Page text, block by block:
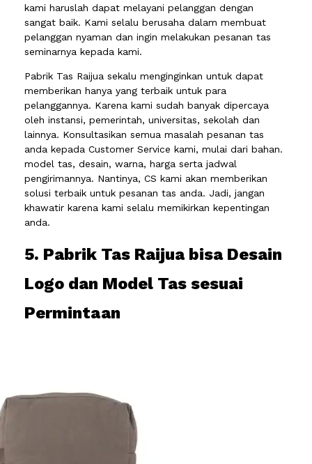
kami haruslah dapat melayani pelanggan dengan
sangat baik. Kami selalu berusaha dalam membuat
pelanggan nyaman dan ingin melakukan pesanan tas
seminarnya kepada kami.
Pabrik Tas Raijua sekalu menginginkan untuk dapat
memberikan hanya yang terbaik untuk para
pelanggannya. Karena kami sudah banyak dipercaya
oleh instansi, pemerintah, universitas, sekolah dan
lainnya. Konsultasikan semua masalah pesanan tas
anda kepada Customer Service kami, mulai dari bahan.
model tas, desain, warna, harga serta jadwal
pengirimannya. Nantinya, CS kami akan memberikan
solusi terbaik untuk pesanan tas anda. Jadi, jangan
khawatir karena kami selalu memikirkan kepentingan
anda.
5. Pabrik Tas Raijua bisa Desain
Logo dan Model Tas sesuai
Permintaan